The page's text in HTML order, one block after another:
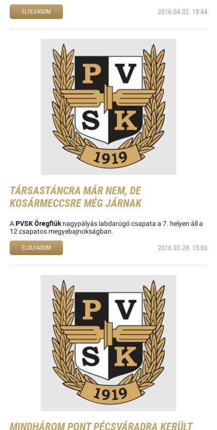
ELOLVASOM 2016.04.02. 18:44
TÁRSASTÁNCRA MÁR NEM, DE
KOSÁRMECCSRE MÉG JÁRNAK
APVSK Öregfiúknagypályás labdarúgó csapata a 7. helyen áll a
12 csapatos megyebajnokságban.
ELOLVASOM 2016.03.28. 15:00
MINDHÁROM PONT PÉCSVÁRADRA KERÜLT